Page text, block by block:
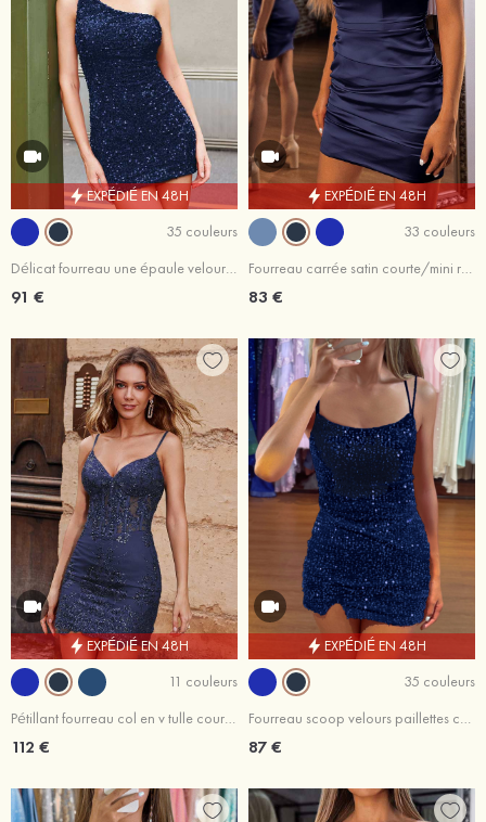
EXPÉDIÉ EN 48H
35 couleurs
Délicat fourreau une épaule velours paillettes courte/mini robe de fête de la rentrée
91 €
EXPÉDIÉ EN 48H
33 couleurs
Fourreau carrée satin courte/mini robe de fête de la rentrée
83 €
EXPÉDIÉ EN 48H
11 couleurs
Pétillant fourreau col en v tulle courte/mini robe de fête de la rentrée
112 €
EXPÉDIÉ EN 48H
35 couleurs
Fourreau scoop velours paillettes courte/mini robe de fête de la rentrée avec fendue
87 €